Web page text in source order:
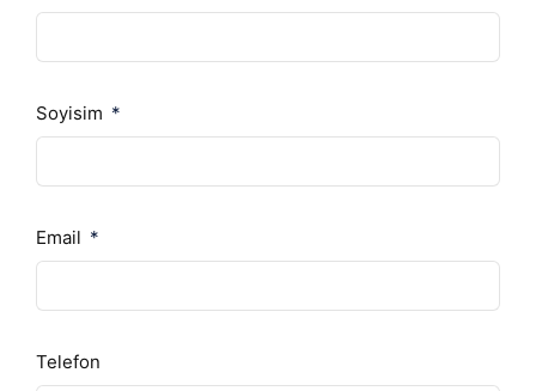
Soyisim
Email
Telefon